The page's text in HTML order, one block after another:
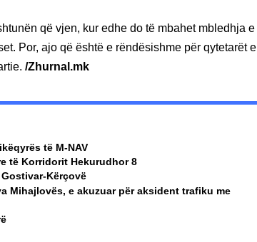
që vjen, kur edhe do të mbahet mbledhja e
Por, ajo që është e rëndësishme për qytetarët e
/Zhurnal.mk
të M-NAV
të Korridorit Hekurudhor 8
Kërçovë
Mihajlovës, e akuzuar për aksident trafiku me